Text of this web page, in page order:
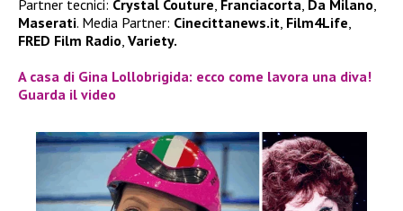
Partner tecnici: Crystal Couture Franciacorta Da Milano
Maserati. Media Partner: Cinecittanews.it Film4Life
FRED Film Radio Variety.
A casa di Gina Lollobrigida: ecco come lavora una diva!
Guarda il video